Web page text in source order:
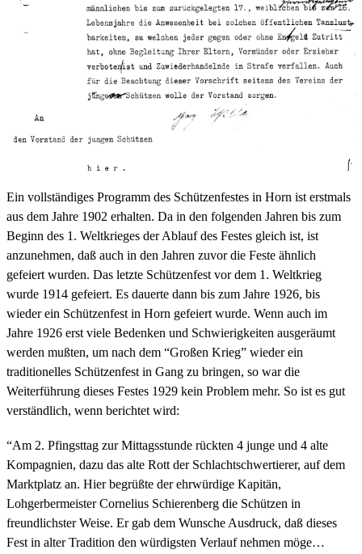
Ein vollständiges Programm des Schützenfestes in Horn ist erstmals
aus dem Jahre 1902 erhalten. Da in den folgenden Jahren bis zum
Beginn des 1. Weltkrieges der Ablauf des Festes gleich ist, ist
anzunehmen, daß auch in den Jahren zuvor die Feste ähnlich
gefeiert wurden. Das letzte Schützenfest vor dem 1. Weltkrieg
wurde 1914 gefeiert. Es dauerte dann bis zum Jahre 1926, bis
wieder ein Schützenfest in Horn gefeiert wurde. Wenn auch im
Jahre 1926 erst viele Bedenken und Schwierigkeiten ausgeräumt
werden mußten, um nach dem “Großen Krieg” wieder ein
traditionelles Schützenfest in Gang zu bringen, so war die
Weiterführung dieses Festes 1929 kein Problem mehr. So ist es gut
verständlich, wenn berichtet wird:
“Am 2. Pfingsttag zur Mittagsstunde rückten 4 junge und 4 alte
Kompagnien, dazu das alte Rott der Schlachtschwertierer, auf dem
Marktplatz an. Hier begrüßte der ehrwürdige Kapitän,
Lohgerbermeister Cornelius Schierenberg die Schützen in
freundlichster Weise. Er gab dem Wunsche Ausdruck, daß dieses
Fest in alter Tradition den würdigsten Verlauf nehmen möge…